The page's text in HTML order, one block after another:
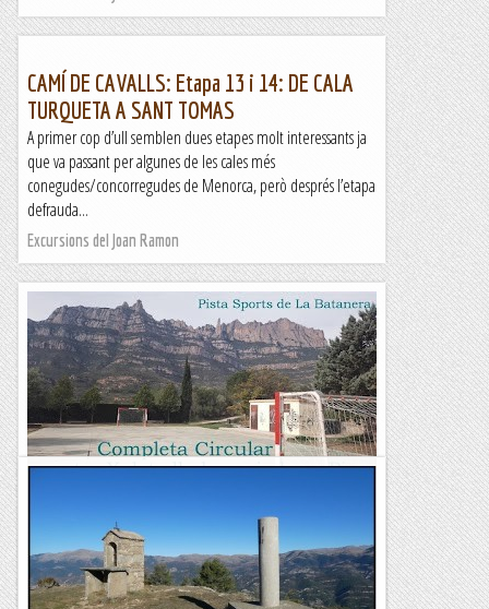
CAMÍ DE CAVALLS: Etapa 13 i 14: DE CALA
TURQUETA A SANT TOMAS
A primer cop d’ull semblen dues etapes molt interessants ja
que va passant per algunes de les cales més
conegudes/concorregudes de Menorca, però després l’etapa
defrauda...
Excursions del Joan Ramon
Completa Circular entre Xalets, lladrucs i
algun Pi
&nb...
Kimisades